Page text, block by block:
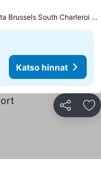
5.4 km kohteesta Brussels South Charleroi Airport
Katso hinnat
Jaa